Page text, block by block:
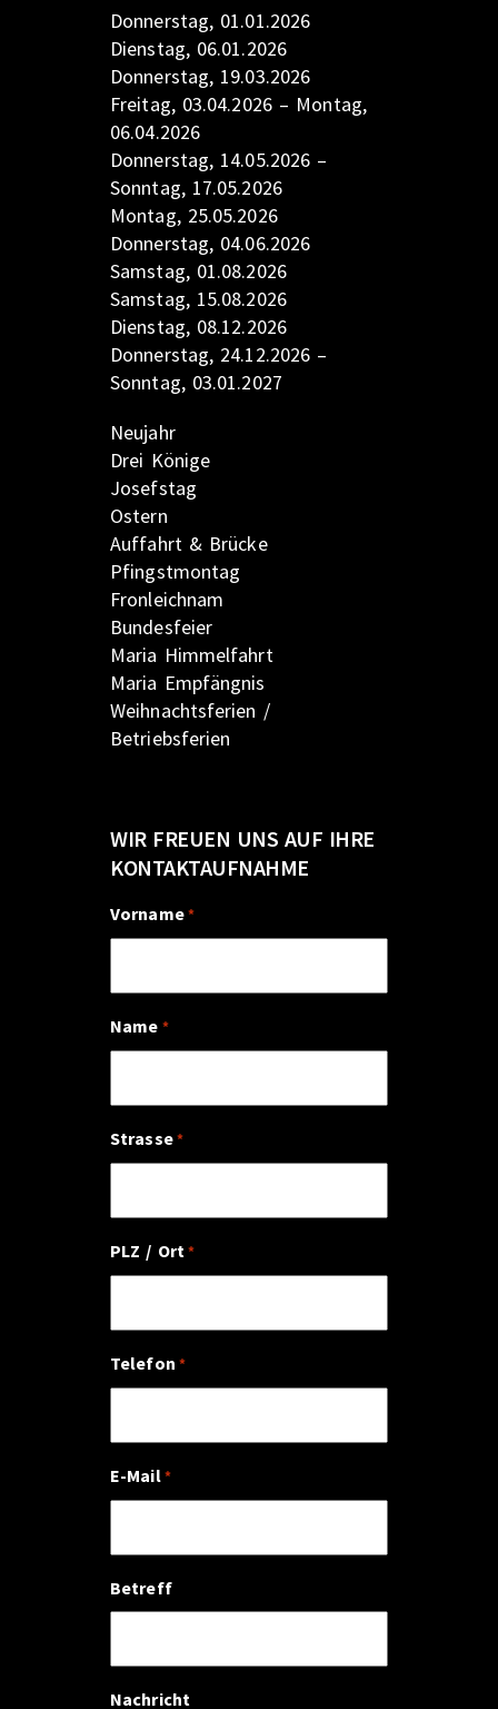
Donnerstag, 01.01.2026
Dienstag, 06.01.2026
Donnerstag, 19.03.2026
Freitag, 03.04.2026 – Montag,
06.04.2026
Donnerstag, 14.05.2026 –
Sonntag, 17.05.2026
Montag, 25.05.2026
Donnerstag, 04.06.2026
Samstag, 01.08.2026
Samstag, 15.08.2026
Dienstag, 08.12.2026
Donnerstag, 24.12.2026 –
Sonntag, 03.01.2027
Neujahr
Drei Könige
Josefstag
Ostern
Auffahrt & Brücke
Pfingstmontag
Fronleichnam
Bundesfeier
Maria Himmelfahrt
Maria Empfängnis
Weihnachtsferien /
Betriebsferien
WIR FREUEN UNS AUF IHRE
KONTAKTAUFNAHME
Vorname*
Name *
Strasse*
PLZ / Ort*
Telefon *
E-Mail*
Betreff
Nachricht